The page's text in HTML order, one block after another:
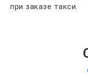
при заказе такси.